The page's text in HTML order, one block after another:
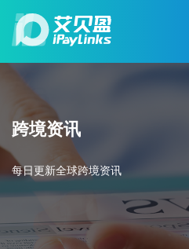
跨境资讯
每日更新全球跨境资讯